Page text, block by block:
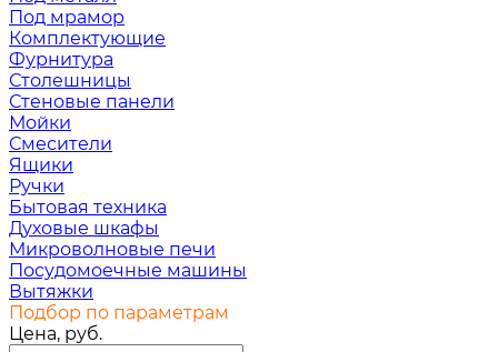
Под мрамор
Комплектующие
Фурнитура
Столешницы
Стеновые панели
Мойки
Смесители
Ящики
Ручки
Бытовая техника
Духовые шкафы
Микроволновые печи
Посудомоечные машины
Вытяжки
Подбор по параметрам
Цена, руб.